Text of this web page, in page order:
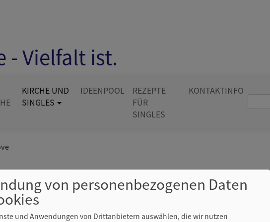
- Vielfalt ist.
KIRCHE UND
SINGLES
IDEENPOOL
REZEPTE
FÜR
SINGLES
KONTAKTINFO
von personenbezogenen Daten
und Anwendungen von Drittanbietern auswählen, die wir nutzen